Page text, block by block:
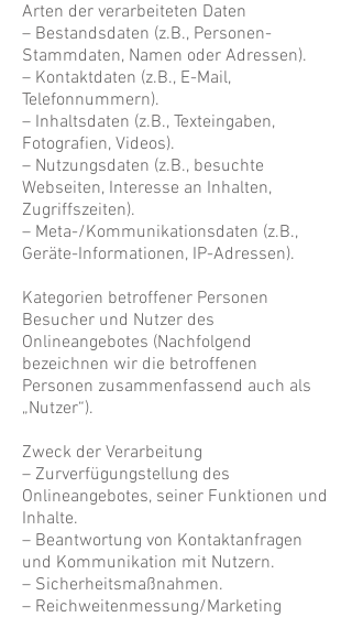
Arten der verarbeiteten Daten
– Bestandsdaten (z.B., Personen-
Stammdaten, Namen oder Adressen).
– Kontaktdaten (z.B., E-Mail,
Telefonnummern).
– Inhaltsdaten (z.B., Texteingaben,
Fotografien, Videos).
– Nutzungsdaten (z.B., besuchte
Webseiten, Interesse an Inhalten,
Zugriffszeiten).
– Meta-/Kommunikationsdaten (z.B.,
Geräte-Informationen, IP-Adressen).
Kategorien betroffener Personen
Besucher und Nutzer des
Onlineangebotes (Nachfolgend
bezeichnen wir die betroffenen
Personen zusammenfassend auch als
„Nutzer“).
Zweck der Verarbeitung
– Zurverfügungstellung des
Onlineangebotes, seiner Funktionen und
Inhalte.
– Beantwortung von Kontaktanfragen
und Kommunikation mit Nutzern.
– Sicherheitsmaßnahmen.
– Reichweitenmessung/Marketing